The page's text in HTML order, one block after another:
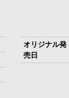
オリジナル発
売日